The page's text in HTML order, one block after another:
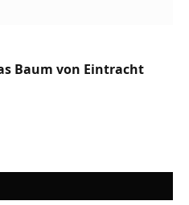
Baum von Eintracht